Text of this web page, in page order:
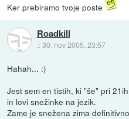
Ker prebiramo tvoje poste
Roadkill
::30. nov 2005, 23:57
Hahah... :)
Jest sem en tistih, ki "še" pri
in lovi snežinke na jezik.
Zame je snežena zima